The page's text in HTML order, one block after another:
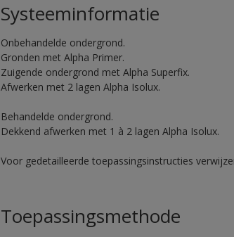
Systeeminformatie
Onbehandelde ondergrond.
Gronden met Alpha Primer.
Zuigende ondergrond met Alpha Superfix.
Afwerken met 2 lagen Alpha Isolux.
Behandelde ondergrond.
Dekkend afwerken met 1 à 2 lagen Alpha Isolux.
Voor gedetailleerde toepassingsinstructies
Toepassingsmethode